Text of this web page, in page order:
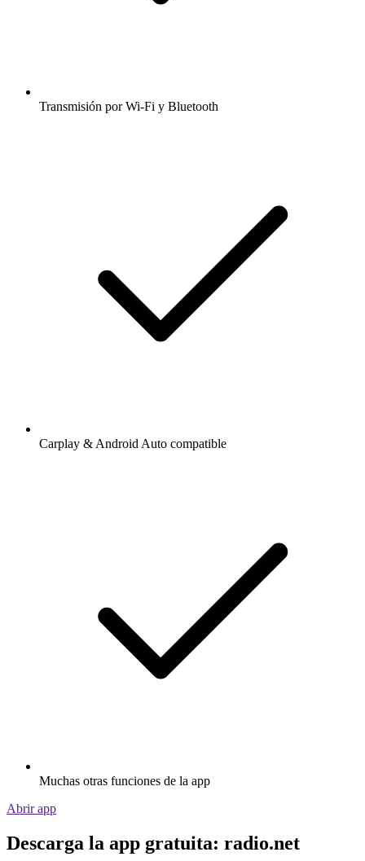
Transmisión por Wi-Fi y Bluetooth
Carplay & Android Auto compatible
Muchas otras funciones de la app
Abrir app
Descarga la app gratuita: radio.net